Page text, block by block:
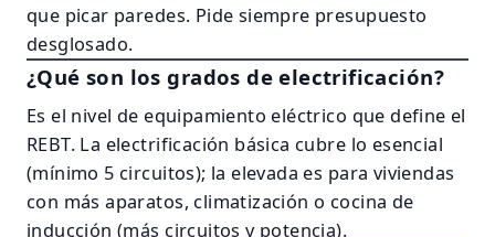
que picar paredes. Pide siempre presupuesto
desglosado.
¿Qué son los grados de electrificación?
Es el nivel de equipamiento eléctrico que define el
REBT. La electrificación básica cubre lo esencial
(mínimo 5 circuitos); la elevada es para viviendas
con más aparatos, climatización o cocina de
inducción (más circuitos y potencia).